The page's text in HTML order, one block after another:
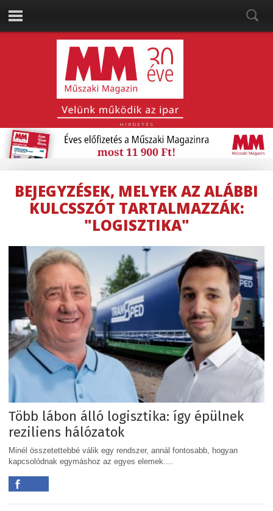
HIRDETÉS
BEJEGYZÉSEK, MELYEK AZ ALÁBBI
KULCSSZÓT TARTALMAZZÁK:
"LOGISZTIKA"
Több lábon álló logisztika: így épülnek
reziliens hálózatok
Minél összetettebbé válik egy rendszer, annál fontosabb, hogyan
kapcsolódnak egymáshoz az egyes elemek....